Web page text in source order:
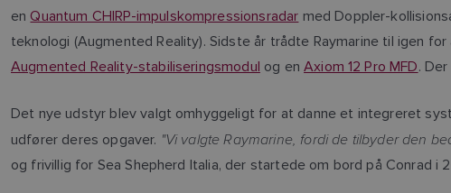
enQuantum CHIRP-impulskompressionsradar med Doppler-
teknologi (Augmented Reality). Sidste år trådte Raymarine til igen
Augmented Reality-stabiliseringsmodul og enAxiom 12 Pro MFD.
Det nye udstyr blev valgt omhyggeligt for at danne et integreret
udfører deres opgaver. "Vi valgte Raymarine, fordi de tilbyder den
og frivillig for Sea Shepherd Italia, der startede om bord på Conrad i